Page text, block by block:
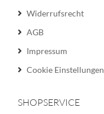
Widerrufsrecht
AGB
Impressum
Cookie Einstellungen
SHOPSERVICE